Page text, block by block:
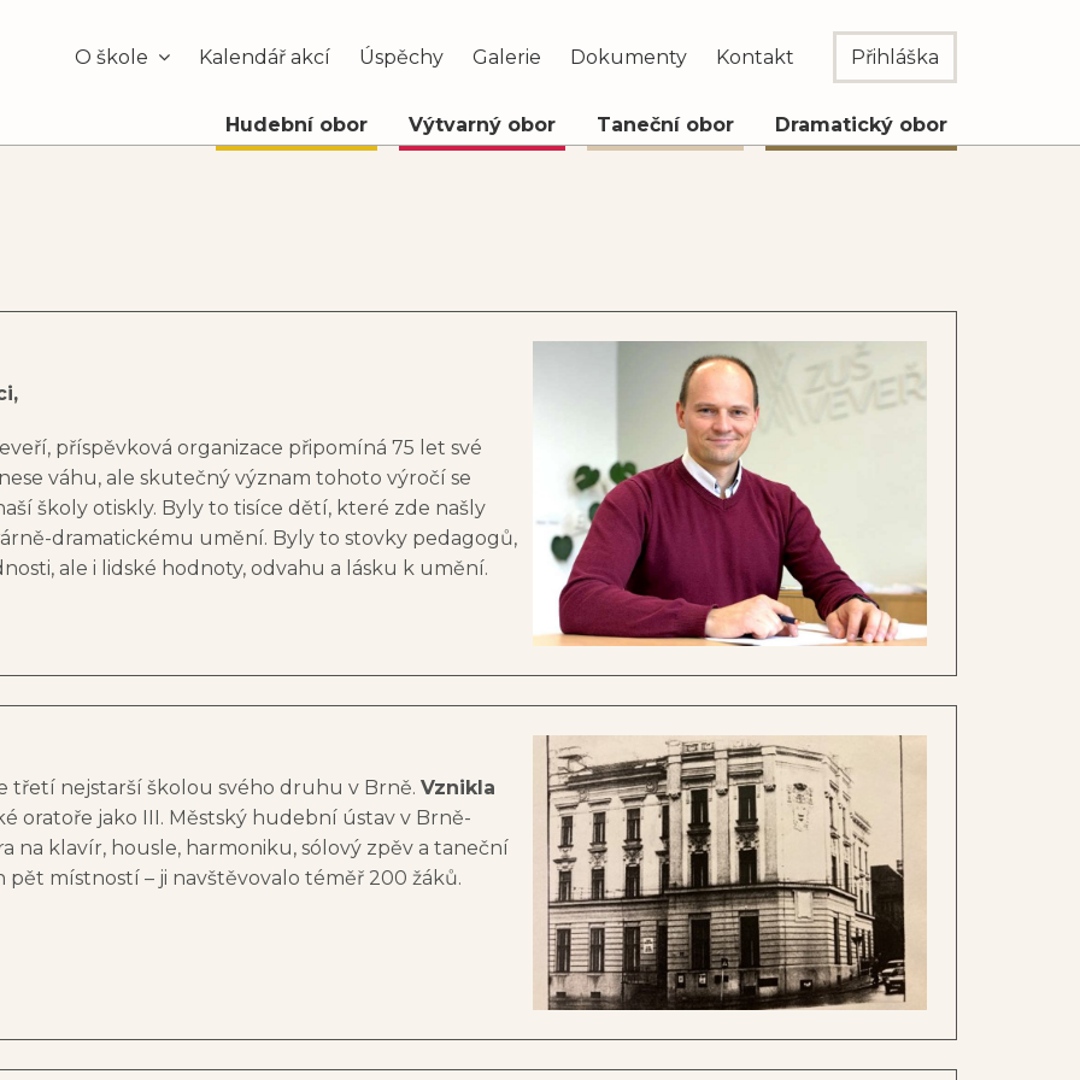
O škole Kalendář akcí Úspěchy Galerie Dokumenty Kontakt Přihláška
Hudební obor Výtvarný obor Taneční obor Dramatický obor
příspěvková organizace připomíná 75 let své
váhu, ale skutečný význam tohoto výročí se
školy otiskly. Byly to tisíce dětí, které zde našly
dramatickému umění. Byly to stovky pedagogů,
ale i lidské hodnoty, odvahu a lásku k umění.
a sebevědomou institucí, která stojí pevně na svých tradicích a současně hledí do budoucnosti.
větou – je to závazek, který naplňujeme každý den. Chceme, aby se u nás děti cítily
svůj vlastní hlas, svůj pohyb, svůj obraz, svůj příběh. A aby pochopily, že umění není jen
celý jejich život.
vést, jsem svědkem, jak se naše společná práce proměňuje v živou realitu. Změnila se
novými formami prezentace, posílili mezinárodní spolupráce, rozběhli nové projekty a dali
se zkvalitnila i samotná výuka – rozšířily se možnosti souborové hry, žáci mají více příležitostí
třetí nejstarší školou svého druhu v Brně. Vznikla
oratoře jako III. Městský hudební ústav v Brně-
na klavír, housle, harmoniku, sólový zpěv a taneční
místností – ji navštěvovalo téměř 200 žáků.